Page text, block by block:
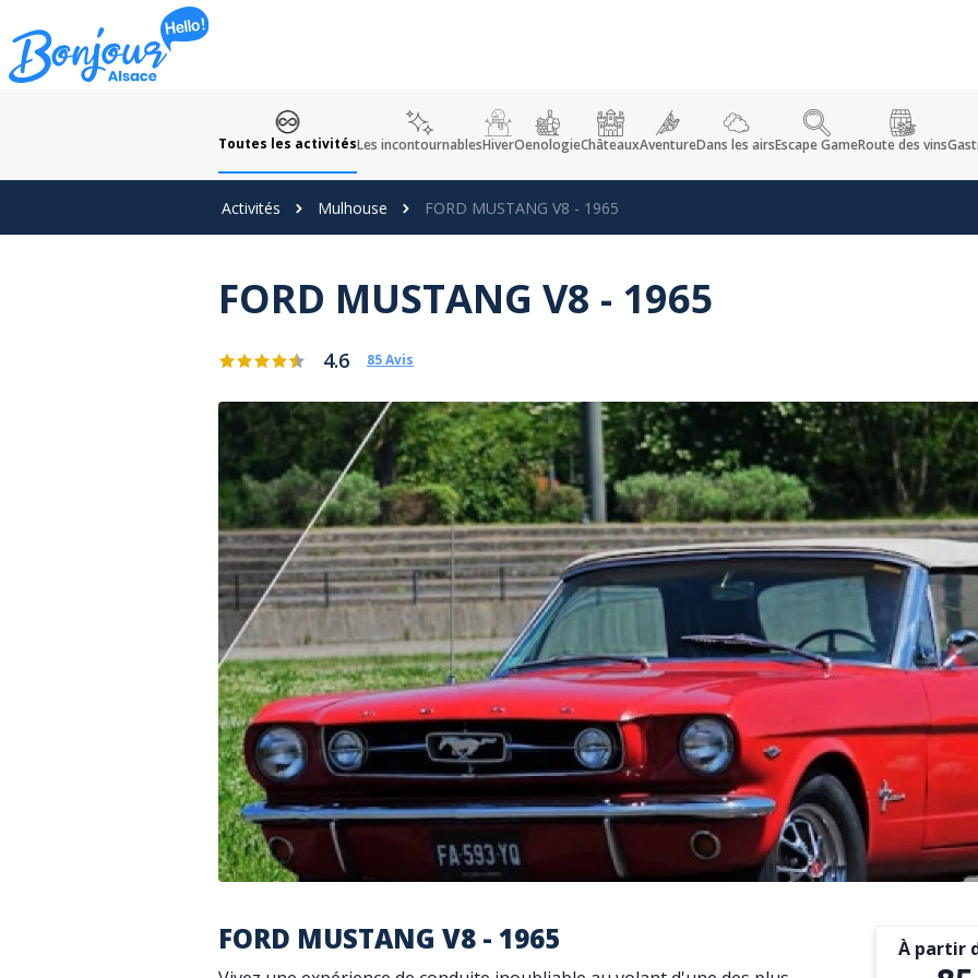
Panneau de gestion des cookies
Toutes les activitésLes incontournablesHiverOenologieChâteauxAventureDans les airsEscape GameRoute des vins
Activités Mulhouse FORD MUSTANG V8 - 1965
FORD MUSTANG V8 - 1965
4.6 85 Avis
FORD MUSTANG V8 - 1965 À partir